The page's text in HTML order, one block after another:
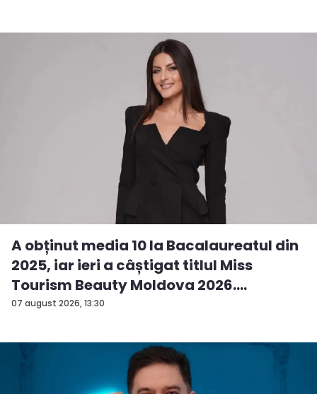
07 august 2026, 13:30
A obținut media 10 la Bacalaureatul din
2025, iar ieri a câștigat titlul Miss
Tourism Beauty Moldova 2026.
Andreea...